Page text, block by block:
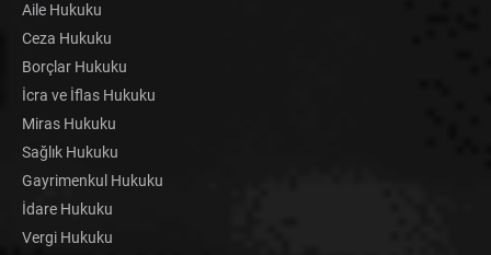
Aile Hukuku
Ceza Hukuku
Borçlar Hukuku
İcra ve İflas Hukuku
Miras Hukuku
Sağlık Hukuku
Gayrimenkul Hukuku
İdare Hukuku
Vergi Hukuku